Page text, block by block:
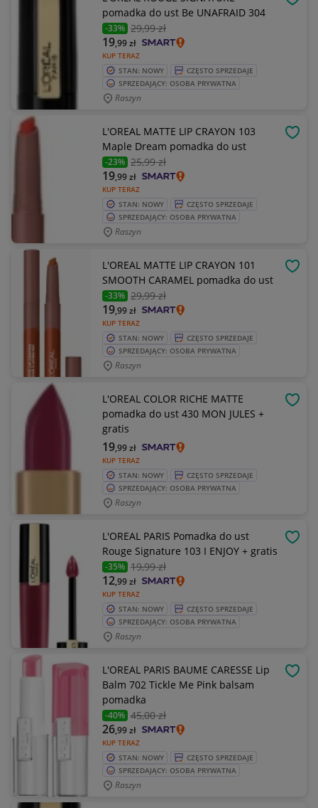
pomadka do ust Be UNAFRAID 304
-33% 29,99 zł
KUP TERAZ
19,99zł
STAN: NOWY
CZĘSTO SPRZEDAJE
SPRZEDAJĄCY: OSOBA PRYWATNA
Raszyn
L'OREAL MATTE LIP CRAYON 103
Maple Dream pomadka do ust
-23% 25,99 zł
KUP TERAZ
19,99zł
STAN: NOWY
CZĘSTO SPRZEDAJE
SPRZEDAJĄCY: OSOBA PRYWATNA
Raszyn
L'OREAL MATTE LIP CRAYON 101
SMOOTH CARAMEL pomadka do ust
-33% 29,99 zł
KUP TERAZ
19,99zł
STAN: NOWY
CZĘSTO SPRZEDAJE
SPRZEDAJĄCY: OSOBA PRYWATNA
Raszyn
L'OREAL COLOR RICHE MATTE
pomadka do ust 430 MON JULES +
gratis
KUP TERAZ
19,99zł
STAN: NOWY
CZĘSTO SPRZEDAJE
SPRZEDAJĄCY: OSOBA PRYWATNA
Raszyn
L'OREAL PARIS Pomadka do ust
Rouge Signature 103 I ENJOY + gratis
-35% 19,99 zł
KUP TERAZ
12,99zł
STAN: NOWY
CZĘSTO SPRZEDAJE
SPRZEDAJĄCY: OSOBA PRYWATNA
Raszyn
L'OREAL PARIS BAUME CARESSE Lip
Balm 702 Tickle Me Pink balsam
pomadka
-40% 45,00 zł
KUP TERAZ
26,99zł
STAN: NOWY
CZĘSTO SPRZEDAJE
SPRZEDAJĄCY: OSOBA PRYWATNA
Raszyn